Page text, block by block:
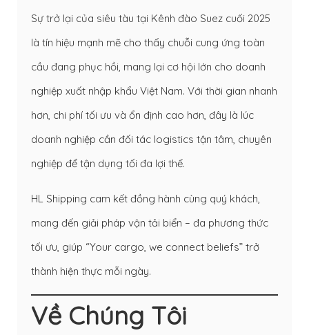
Sự trở lại của siêu tàu tại Kênh đào Suez cuối 2025
là tín hiệu mạnh mẽ cho thấy chuỗi cung ứng toàn
cầu đang phục hồi, mang lại cơ hội lớn cho doanh
nghiệp xuất nhập khẩu Việt Nam. Với thời gian nhanh
hơn, chi phí tối ưu và ổn định cao hơn, đây là lúc
doanh nghiệp cần đối tác logistics tận tâm, chuyên
nghiệp để tận dụng tối đa lợi thế.
HL Shipping cam kết đồng hành cùng quý khách,
mang đến giải pháp vận tải biển – đa phương thức
tối ưu, giúp “Your cargo, we connect beliefs” trở
thành hiện thực mỗi ngày.
Về Chúng Tôi